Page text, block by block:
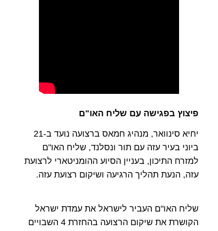
פיצוץ בפגישה עם שליח האו"ם
יחיא סינוואר, מנהיג חמאס ברצועה נועד ב-21
ביוני בעיר עזה עם תור ונסלנד, שליח האו"ם
למזרח התיכון, בעניין הסיוע ההומניטארי לרצועת
עזה, הנעת תהליך הרגיעה ושיקום רצועת עזה.
שליח האו"ם העביר לישראל את עמדת ישראל
הקושרת את שיקום הרצועה בהחזרת 4 השבויים